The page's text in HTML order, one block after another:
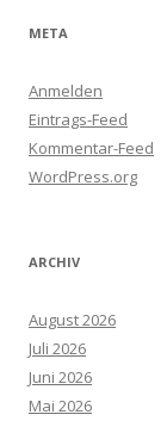
META
Anmelden
Eintrags-Feed
Kommentar-Feed
WordPress.org
ARCHIV
August 2026
Juli 2026
Juni 2026
Mai 2026